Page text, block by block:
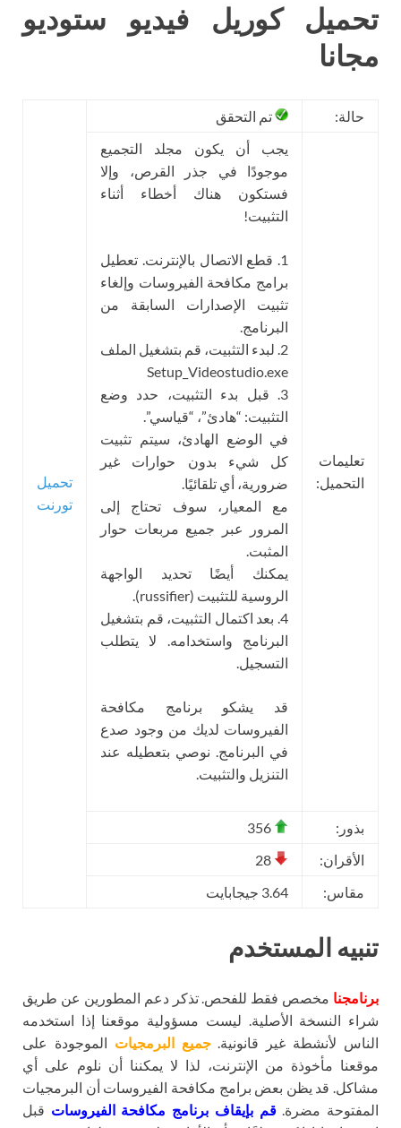
تحميل كوريل فيديو ستوديو
مجانا
حالة: تم التحقق
تحميل
تورنت
تعليمات
التحميل:
يجب أن يكون مجلد التجميع
موجودًا في جذر القرص، وإلا
فستكون هناك أخطاء أثناء
التثبيت!
1. قطع الاتصال بالإنترنت. تعطيل
برامج مكافحة الفيروسات وإلغاء
تثبيت الإصدارات السابقة من
البرنامج.
2. لبدء التثبيت، قم بتشغيل الملف
Setup_Videostudio.exe
3. قبل بدء التثبيت، حدد وضع
التثبيت: “هادئ”، “قياسي”.
في الوضع الهادئ، سيتم تثبيت
كل شيء بدون حوارات غير
ضرورية، أي تلقائيًا.
مع المعيار، سوف تحتاج إلى
المرور عبر جميع مربعات حوار
المثبت.
يمكنك أيضًا تحديد الواجهة
الروسية للتثبيت (russifier).
4. بعد اكتمال التثبيت، قم بتشغيل
البرنامج واستخدامه. لا يتطلب
التسجيل.
قد يشكو برنامج مكافحة
الفيروسات لديك من وجود صدع
في البرنامج. نوصي بتعطيله عند
التنزيل والتثبيت.
بذور:
الأقران:
مقاس:
3.64 جيجابايت
تنبيه المستخدم
برنامجنا مخصص فقط للفحص. تذكر دعم المطورين عن طريق
شراء النسخة الأصلية. ليست مسؤولية موقعنا إذا استخدمه
الناس لأنشطة غير قانونية.جميع البرمجيات الموجودة على
موقعنا مأخوذة من الإنترنت، لذا لا يمكننا أن نلوم على أي
مشاكل. قد يظن بعض برامج مكافحة الفيروسات أن البرمجيات
المفتوحة مضرة.قم بإيقاف برنامج مكافحة الفيروسات قبل